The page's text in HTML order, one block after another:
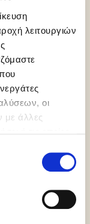
λειτουργιών
οι
με άλλες